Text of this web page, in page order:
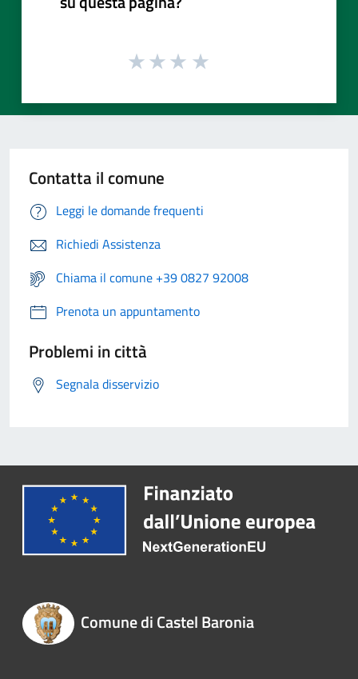
Contatta il comune
Leggi le domande frequenti
Richiedi Assistenza
Chiama il comune +39 0827 92008
Prenota un appuntamento
Problemi in città
Segnala disservizio
Comune di Castel Baronia